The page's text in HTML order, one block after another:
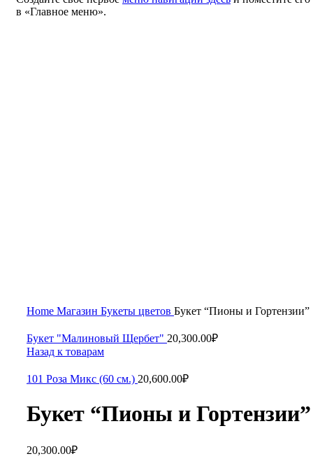
в «Главное меню».
Home Магазин Букеты цветов Букет “Пионы и Гортензии”
Букет "Малиновый Щербет" 20,300.00₽
Назад к товарам
101 Роза Микс (60 см.) 20,600.00₽
Букет “Пионы и Гортензии”
20,300.00₽